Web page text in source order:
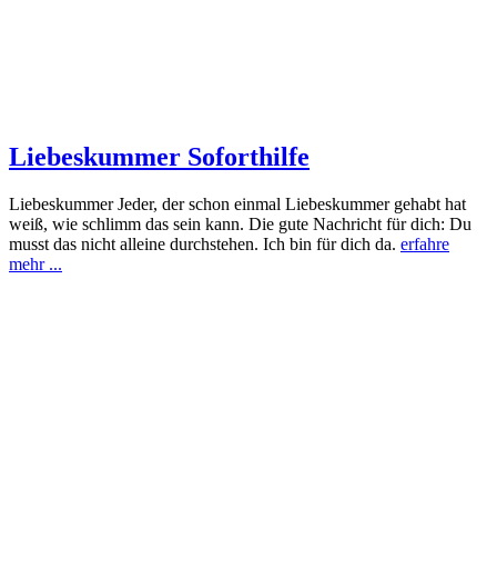
Liebeskummer Soforthilfe
Liebeskummer Jeder, der schon einmal Liebeskummer gehabt hat
weiß, wie schlimm das sein kann. Die gute Nachricht für dich: Du
musst das nicht alleine durchstehen. Ich bin für dich da. erfahre
mehr ...